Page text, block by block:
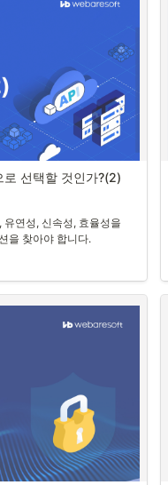
받아야 합니다. API 제공업
키를 발급 받습니다.
을 설명합니다. API 요청
확인합니다.
때 고려해볼 만한 항목을
)가 API를 항상 사용할 수
API Gateway가 안정적으
는 오픈소스 또는 Java
Collection)에 대한 약
최신 보안 사항을 적용
기업 임원께서는 안정성을
수많은 API를 수많은 API
떤 상황에도 빠르고 일관
를 위해서 API Gateway는
리량을 높일 수 있는 제품이
스 테스트를 하며 성능 평가
선택할 것인가?(2)
연성, 신속성, 효율성을
을 찾아야 합니다.